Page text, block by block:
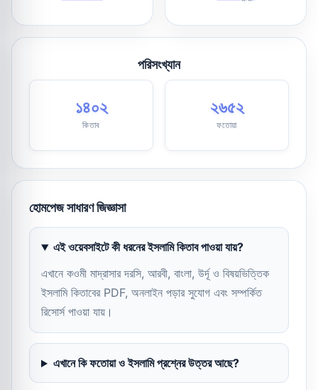
পরিসংখ্যান
১৪০২
কিতাব
২৬৫২
ফতোয়া
হোমপেজ সাধারণ জিজ্ঞাসা
এই ওয়েবসাইটে কী ধরনের ইসলামি কিতাব পাওয়া যায়?
এখানে কওমী মাদ্রাসার দরসি, আরবী, বাংলা, উর্দূ ও বিষয়ভিত্তিক
ইসলামি কিতাবের PDF, অনলাইন পড়ার সুযোগ এবং সম্পর্কিত
রিসোর্স পাওয়া যায়।
এখানে কি ফতোয়া ও ইসলামি প্রশ্নের উত্তর আছে?